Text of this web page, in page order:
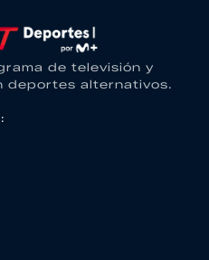
de televisión y
deportes alternativos.